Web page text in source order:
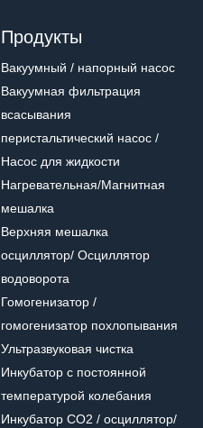
Продукты
Вакуумный / напорный насос
Вакуумная фильтрация
всасывания
перистальтический насос /
Насос для жидкости
Нагревательная/Mагнитная
мешалка
Верхняя мешалка
осциллятор/ Осциллятор
водоворота
Гомогенизатор /
гомогенизатор похлопывания
Ультразвуковая чистка
Инкубатор с постоянной
температурой колебания
Инкубатор CO2 / осциллятор/